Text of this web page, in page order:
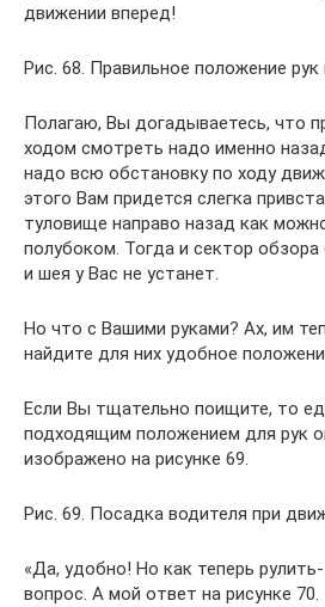
движении вперед!
Рис. 68. Правильное положение рук
Полагаю, Вы догадываетесь, что
ходом смотреть надо именно
надо всю обстановку по ходу
этого Вам придется слегка
туловище направо назад как
полубоком. Тогда и сектор
и шея у Вас не устанет.
Но что с Вашими руками? Ах, им
найдите для них удобное
Если Вы тщательно поищите, то
подходящим положением для рук
изображено на рисунке 69.
Рис. 69. Посадка водителя при
«Да, удобно! Но как теперь
вопрос. А мой ответ на рисунке 70.